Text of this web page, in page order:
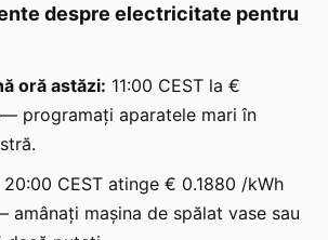
despre electricitate pentru
oră astăzi: 11:00 CEST la €
programați aparatele mari în
20:00 CEST atinge € 0.1880 /kWh
amânați mașina de spălat vase sau